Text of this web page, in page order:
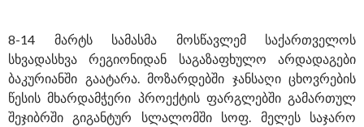
8-14 მარტს სამასმა მოსწავლემ საქართველოს
სხვადასხვა რეგიონიდან საგაზაფხულო არდადაგები
ბაკურიანში გაატარა. მოზარდებში ჯანსაღი ცხოვრების
წესის მხარდამჭერი პროექტის ფარგლებში გამართულ
შეჯიბრში გიგანტურ სლალომში სოფ. მელეს საჯარო